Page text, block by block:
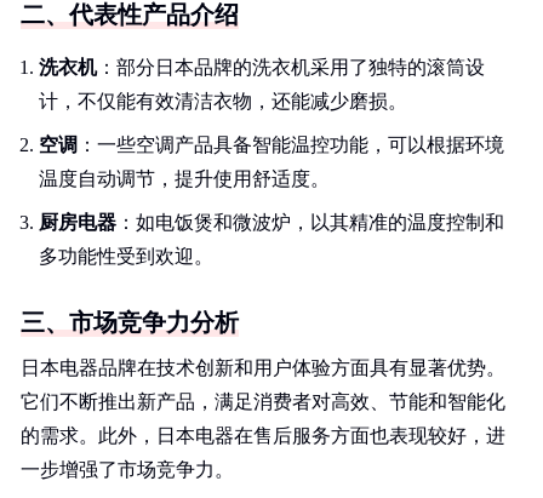
二、代表性产品介绍
洗衣机：部分日本品牌的洗衣机采用了独特的滚筒设
计，不仅能有效清洁衣物，还能减少磨损。
空调 ：一些空调产品具备智能温控功能，可以根据环境
温度自动调节，提升使用舒适度。
厨房电器 ：如电饭煲和微波炉，以其精准的温度控制和
多功能性受到欢迎。
三、市场竞争力分析
日本电器品牌在技术创新和用户体验方面具有显著优势。
它们不断推出新产品，满足消费者对高效、节能和智能化
的需求。此外，日本电器在售后服务方面也表现较好，进
一步增强了市场竞争力。